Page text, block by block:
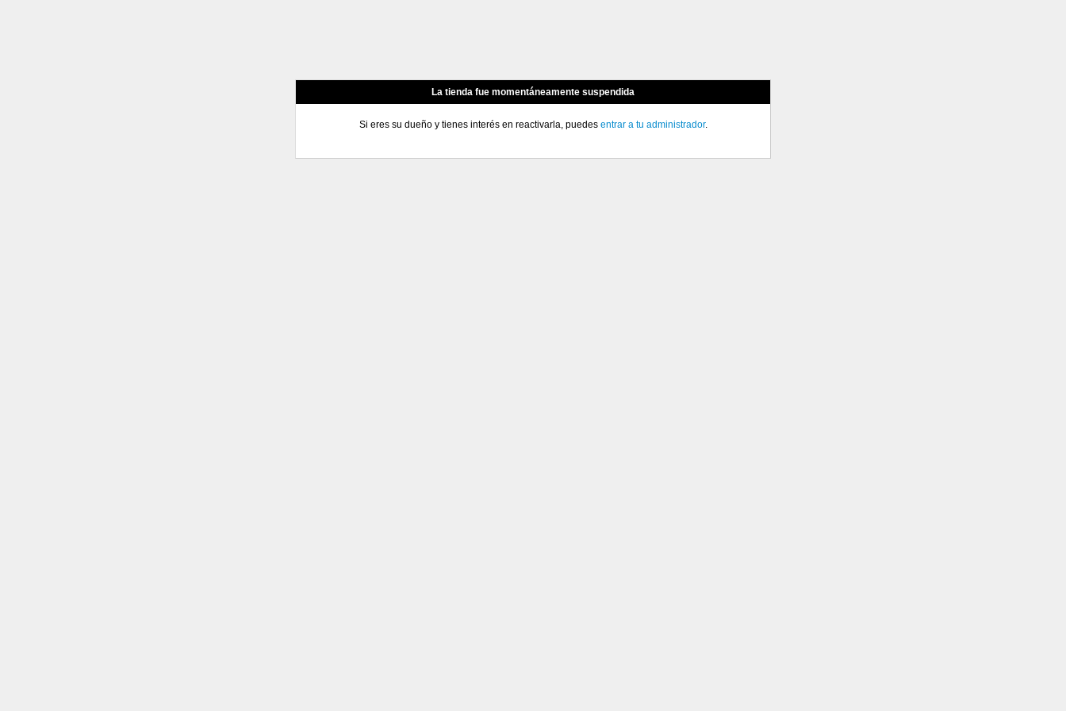
La tienda fue momentáneamente suspendida
Si eres su dueño y tienes interés en reactivarla, puedes entrar a tu administrador.